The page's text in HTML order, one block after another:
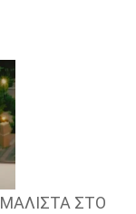
ΜΑΛΙΣΤΑ ΣΤΟ